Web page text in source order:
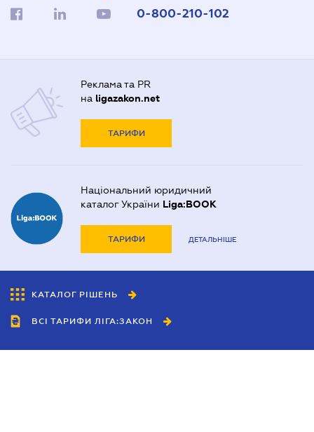
0-800-210-102
Реклама та PR
на ligazakon.net
ТАРИФИ
Національний юридичний
каталог України Liga:BOOK
ТАРИФИ ДЕТАЛЬНІШЕ
КАТАЛОГ РІШЕНЬ
ВСІ ТАРИФИ ЛІГА:ЗАКОН